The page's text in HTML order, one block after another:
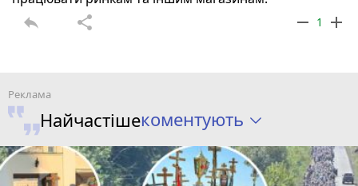
reply share remove 1 add
Найчастішекоментують